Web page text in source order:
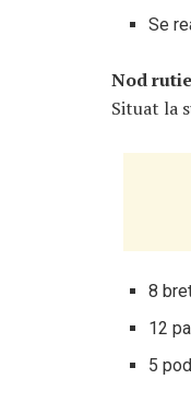
Se
Nod
Situat la
8
12
5